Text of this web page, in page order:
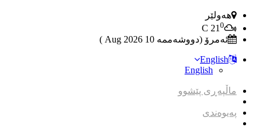
هەولێر
21 0
ئەمرۆ (دووشەممە 10 2026 Aug )
English
English
ماڵپەڕی پێشوو
پەیوەندی